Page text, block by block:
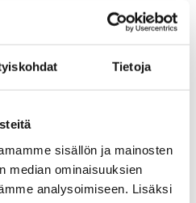
Tietoja
sisällön ja mainosten
median ominaisuuksien
analysoimiseen. Lisäksi
ja asiakaslehti